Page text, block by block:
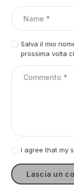
Salva il mio
prossima volta
I agree that my